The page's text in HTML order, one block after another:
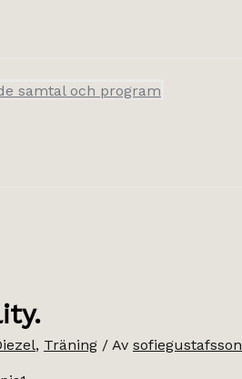
samtal och program
, Träning / Av sofiegustafsson